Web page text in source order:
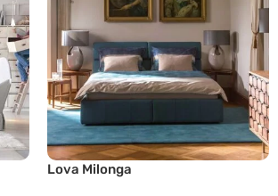
Lova Milonga